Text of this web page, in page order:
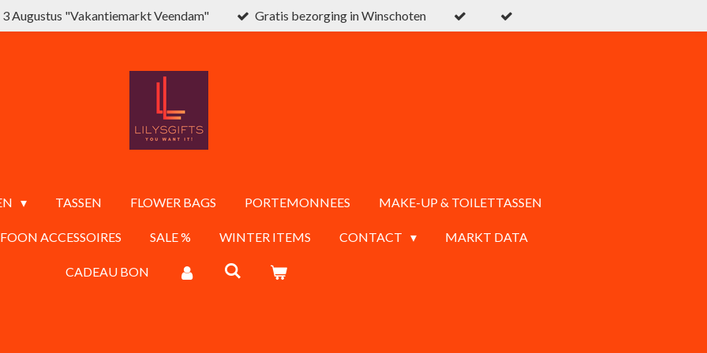
3 Augustus "Vakantiemarkt Veendam" Gratis bezorging in Winschoten
TASSEN FLOWER BAGS PORTEMONNEES MAKE-UP & TOILETTASSEN
ACCESSOIRES SALE % WINTER ITEMS CONTACT MARKT DATA
CADEAU BON